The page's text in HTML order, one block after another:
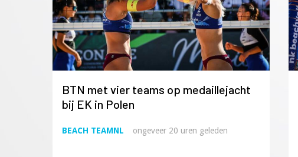
BTN met vier teams op medaillejacht
bij EK in Polen
BEACH TEAMNL ongeveer 20 uren geleden